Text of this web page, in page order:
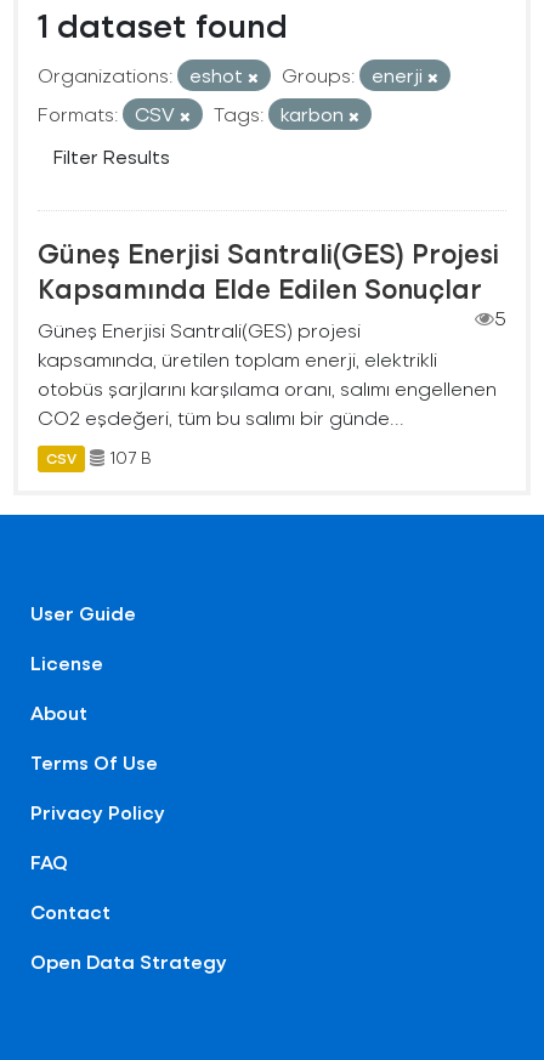
1 dataset found
Organizations: eshot Groups:
enerji
Formats:
CSV Tags:
karbon
Filter Results
Güneş Enerjisi Santrali(GES) Projesi
Kapsamında Elde Edilen Sonuçlar
5
Güneş Enerjisi Santrali(GES) projesi
kapsamında, üretilen toplam enerji, elektrikli
otobüs şarjlarını karşılama oranı, salımı engellenen
CO2 eşdeğeri, tüm bu salımı bir günde...
CSV 107 B
User Guide
License
About
Terms Of Use
Privacy Policy
FAQ
Contact
Open Data Strategy